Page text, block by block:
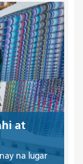
at
na lugar